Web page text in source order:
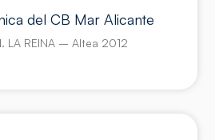
del CB Mar Alicante
LA REINA – Altea 2012